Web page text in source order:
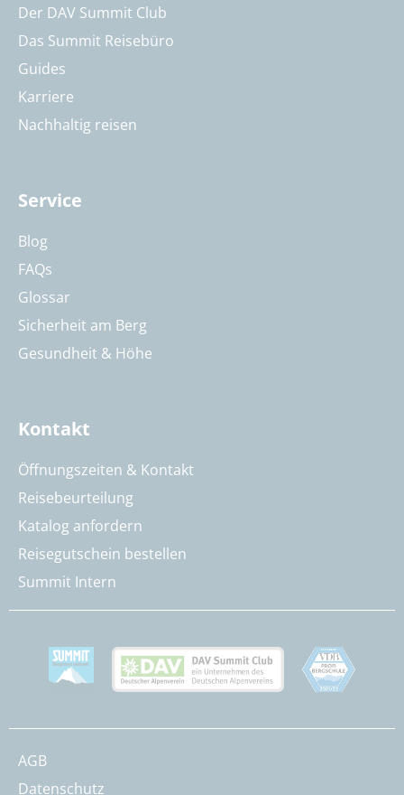
Der DAV Summit Club
Das Summit Reisebüro
Guides
Karriere
Nachhaltig reisen
Service
Blog
FAQs
Glossar
Sicherheit am Berg
Gesundheit & Höhe
Kontakt
Öffnungszeiten & Kontakt
Reisebeurteilung
Katalog anfordern
Reisegutschein bestellen
Summit Intern
AGB
Datenschutz